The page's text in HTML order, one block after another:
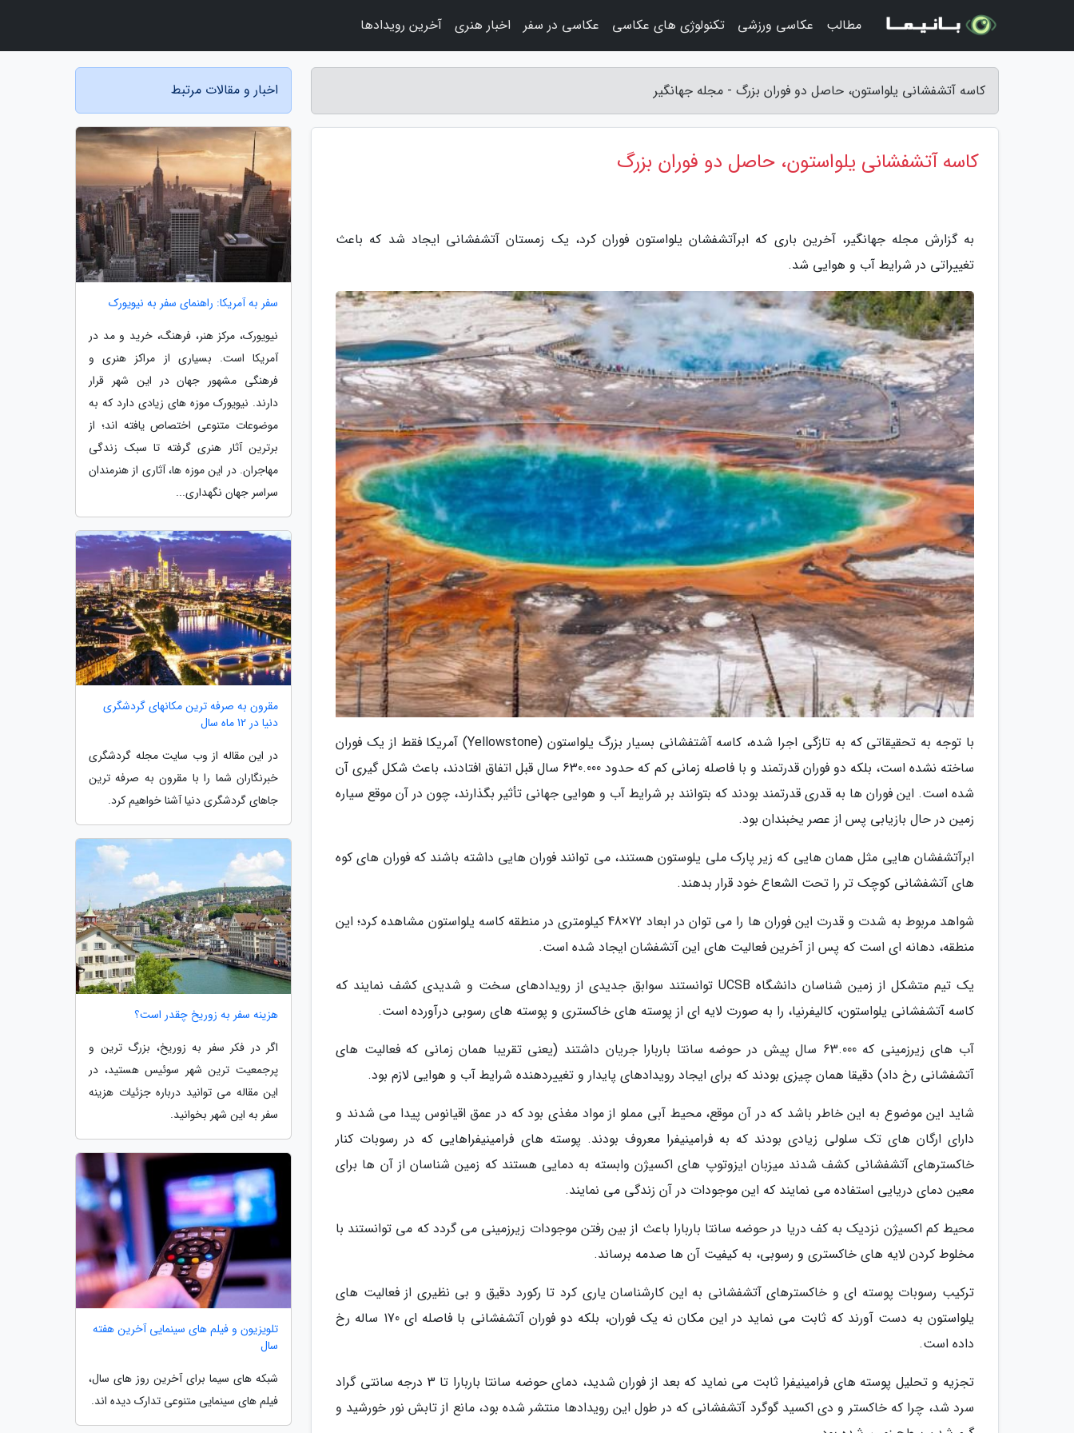
کاسه آتشفشانی یلواستون، حاصل دو فوران بزرگ - مجله جهانگیر
کاسه آتشفشانی یلواستون، حاصل دو فوران بزرگ
به گزارش مجله جهانگیر، آخرین باری که ابرآتشفشان یلواستون فوران کرد، یک زمستان آتشفشانی ایجاد شد که باعث
تغییراتی در شرایط آب و هوایی شد.
با توجه به تحقیقاتی که به تازگی اجرا شده، کاسه آشتفشانی بسیار بزرگ یلواستون (Yellowstone) آمریکا فقط از یک فوران
ساخته نشده است، بلکه دو فوران قدرتمند و با فاصله زمانی کم که حدود 630.000 سال قبل اتفاق افتادند، باعث شکل گیری آن
شده است. این فوران ها به قدری قدرتمند بودند که بتوانند بر شرایط آب و هوایی جهانی تأثیر بگذارند، چون در آن موقع سیاره
زمین در حال بازیابی پس از عصر یخبندان بود.
ابرآتشفشان هایی مثل همان هایی که زیر پارک ملی یلوستون هستند، می توانند فوران هایی داشته باشند که فوران های کوه
های آتشفشانی کوچک تر را تحت الشعاع خود قرار بدهند.
شواهد مربوط به شدت و قدرت این فوران ها را می توان در ابعاد 72×48 کیلومتری در منطقه کاسه یلواستون مشاهده کرد؛ این
منطقه، دهانه ای است که پس از آخرین فعالیت های این آتشفشان ایجاد شده است.
یک تیم متشکل از زمین شناسان دانشگاه UCSB توانستند سوابق جدیدی از رویدادهای سخت و شدیدی کشف نمایند که
کاسه آتشفشانی یلواستون، کالیفرنیا، را به صورت لایه ای از پوسته های خاکستری و پوسته های رسوبی درآورده است.
آب های زیرزمینی که 63.000 سال پیش در حوضه سانتا باربارا جریان داشتند (یعنی تقریبا همان زمانی که فعالیت های
آتشفشانی رخ داد) دقیقا همان چیزی بودند که برای ایجاد رویدادهای پایدار و تغییردهنده شرایط آب و هوایی لازم بود.
شاید این موضوع به این خاطر باشد که در آن موقع، محیط آبی مملو از مواد مغذی بود که در عمق اقیانوس پیدا می شدند و
دارای ارگان های تک سلولی زیادی بودند که به فرامینیفرا معروف بودند. پوسته های فرامینیفراهایی که در رسوبات کنار
خاکسترهای آتشفشانی کشف شدند میزبان ایزوتوپ های اکسیژن وابسته به دمایی هستند که زمین شناسان از آن ها برای
معین دمای دریایی استفاده می نمایند که این موجودات در آن زندگی می نمایند.
محیط کم اکسیژن نزدیک به کف دریا در حوضه سانتا باربارا باعث از بین رفتن موجودات زیرزمینی می گردد که می توانستند با
مخلوط کردن لایه های خاکستری و رسوبی، به کیفیت آن ها صدمه برساند.
ترکیب رسوبات پوسته ای و خاکسترهای آتشفشانی به این کارشناسان یاری کرد تا رکورد دقیق و بی نظیری از فعالیت های
یلواستون به دست آورند که ثابت می نماید در این مکان نه یک فوران، بلکه دو فوران آتشفشانی با فاصله ای 170 ساله رخ
داده است.
تجزیه و تحلیل پوسته های فرامینیفرا ثابت می نماید که بعد از فوران شدید، دمای حوضه سانتا باربارا تا 3 درجه سانتی گراد
سرد شد، چرا که خاکستر و دی اکسید گوگرد آتشفشانی که در طول این رویدادها منتشر شده بود، مانع از تابش نور خورشید و
اخبار و مقالات مرتبط
سفر به آمریکا: راهنمای سفر به نیویورک
نیویورک، مرکز هنر، فرهنگ، خرید و مد در
آمریکا است. بسیاری از مراکز هنری و
فرهنگی مشهور جهان در این شهر قرار
دارند. نیویورک موزه های زیادی دارد که به
موضوعات متنوعی اختصاص یافته اند؛ از
برترین آثار هنری گرفته تا سبک زندگی
مهاجران. در این موزه ها، آثاری از هنرمندان
سراسر جهان نگهداری...
مقرون به صرفه ترین مکانهای گردشگری
دنیا در 12 ماه سال
در این مقاله از وب سایت مجله گردشگری
خبرنگاران شما را با مقرون به صرفه ترین
جاهای گردشگری دنیا آشنا خواهیم کرد.
هزینه سفر به زوریخ چقدر است؟
اگر در فکر سفر به زوریخ، بزرگ ترین و
پرجمعیت ترین شهر سوئیس هستید، در
این مقاله می توانید درباره جزئیات هزینه
سفر به این شهر بخوانید.
تلویزیون و فیلم های سینمایی آخرین هفته
سال
شبکه های سیما برای آخرین روز های سال،
فیلم های سینمایی متنوعی تدارک دیده اند.
مطالب عکاسی ورزشی تکنولوژی های عکاسی عکاسی در سفر اخبار هنری آخرین رویدادها